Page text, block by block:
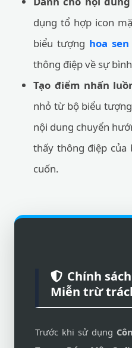
dụng tổ hợp icon
biểu tượng hoa
thông điệp về sự
Tạo điểm nhấn
nhỏ từ bộ biểu
nội dung chuyển
thấy thông điệp
cuốn.
Chính
Miễn trừ
Trước khi sử dụng